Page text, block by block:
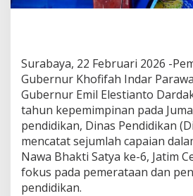
t
i
m
C
e
r
d
a
,
Surabaya, 22 Februari 2026 -
Gubernur Khofifah Indar
Gubernur Emil Elestianto
tahun kepemimpinan pada
pendidikan, Dinas Pendidikan
mencatat sejumlah capaian
Nawa Bhakti Satya ke-6, Jatim
fokus pada pemerataan dan
pendidikan.